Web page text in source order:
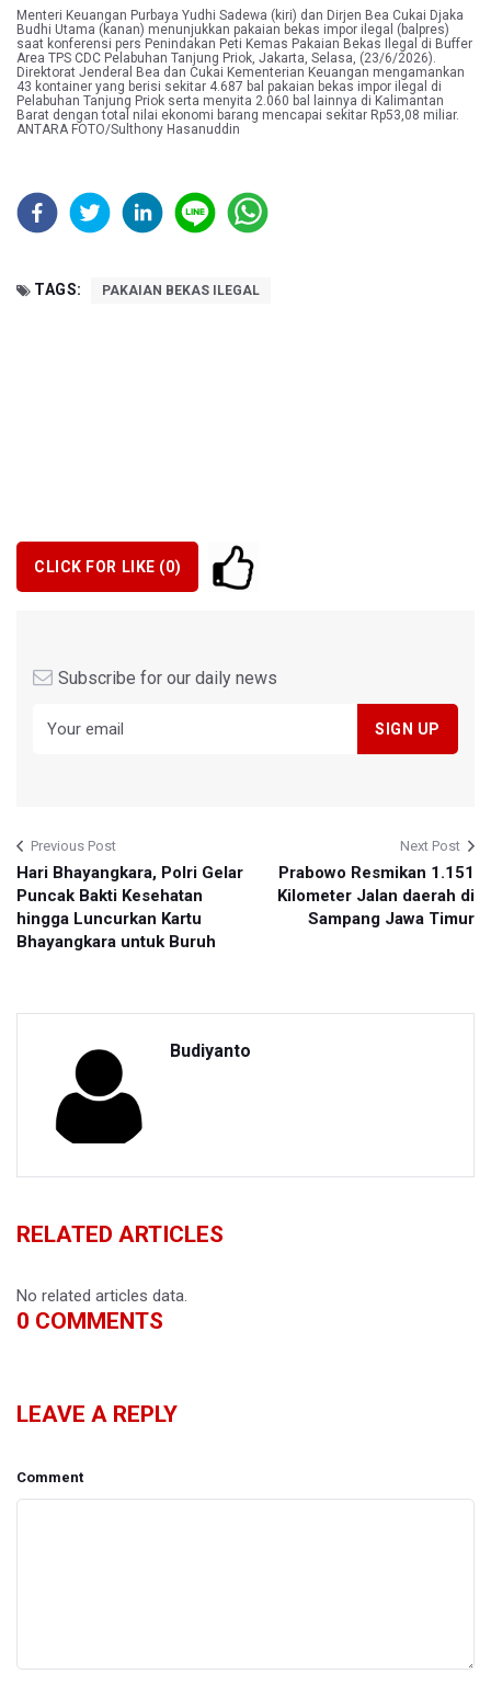
Menteri Keuangan Purbaya Yudhi Sadewa (kiri) dan Dirjen Bea Cukai Djaka
Budhi Utama (kanan) menunjukkan pakaian bekas impor ilegal (balpres)
saat konferensi pers Penindakan Peti Kemas Pakaian Bekas Ilegal di Buffer
Area TPS CDC Pelabuhan Tanjung Priok, Jakarta, Selasa, (23/6/2026).
Direktorat Jenderal Bea dan Cukai Kementerian Keuangan mengamankan
43 kontainer yang berisi sekitar 4.687 bal pakaian bekas impor ilegal di
Pelabuhan Tanjung Priok serta menyita 2.060 bal lainnya di Kalimantan
Barat dengan total nilai ekonomi barang mencapai sekitar Rp53,08 miliar.
ANTARA FOTO/Sulthony Hasanuddin
TAGS: PAKAIAN BEKAS ILEGAL
CLICK FOR LIKE (0)
Subscribe for our daily news
Previous Post
Hari Bhayangkara, Polri Gelar
Puncak Bakti Kesehatan
hingga Luncurkan Kartu
Bhayangkara untuk Buruh
Next Post
Prabowo Resmikan 1.151
Kilometer Jalan daerah di
Sampang Jawa Timur
Budiyanto
RELATED ARTICLES
No related articles data.
0 COMMENTS
LEAVE A REPLY
Comment